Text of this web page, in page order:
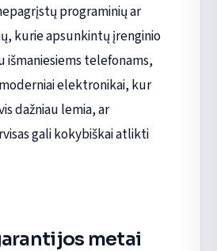
programinių ar
kurie apsunkintų įrenginio
išmaniesiems telefonams,
elektronikai, kur
dažniau lemia, ar
gali kokybiškai atlikti
metai